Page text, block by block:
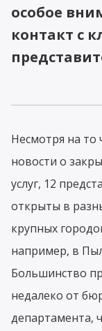
особое
контакт с
Несмотря на
новости о
услуг, 12
открыты в
крупных
например, в
Большинство
недалеко от
департамента,